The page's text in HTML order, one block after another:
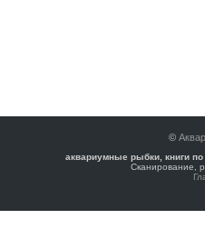
©
аквариумные рыбки, книги
Сканирование,